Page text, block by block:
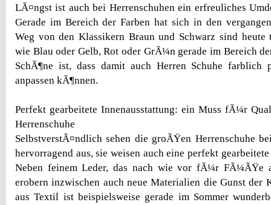
LÃ¤ngst ist auch bei Herrenschuhen ein erfreuliches
Gerade im Bereich der Farben hat sich in den
Weg von den Klassikern Braun und Schwarz sind heute
wie Blau oder Gelb, Rot oder GrÃ¼n gerade im Bereich
SchÃ¶ne ist, dass damit auch Herren Schuhe farblich
anpassen kÃ¶nnen.
Perfekt gearbeitete Innenausstattung: ein Muss fÃ¼r
Herrenschuhe
SelbstverstÃ¤ndlich sehen die groÃŸen Herrenschuhe
hervorragend aus, sie weisen auch eine perfekt
Neben feinem Leder, das nach wie vor fÃ¼r FÃ¼ÃŸe
erobern inzwischen auch neue Materialien die Gunst
aus Textil ist beispielsweise gerade im Sommer